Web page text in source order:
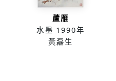
蘆雁
水墨 1990年
黃磊生